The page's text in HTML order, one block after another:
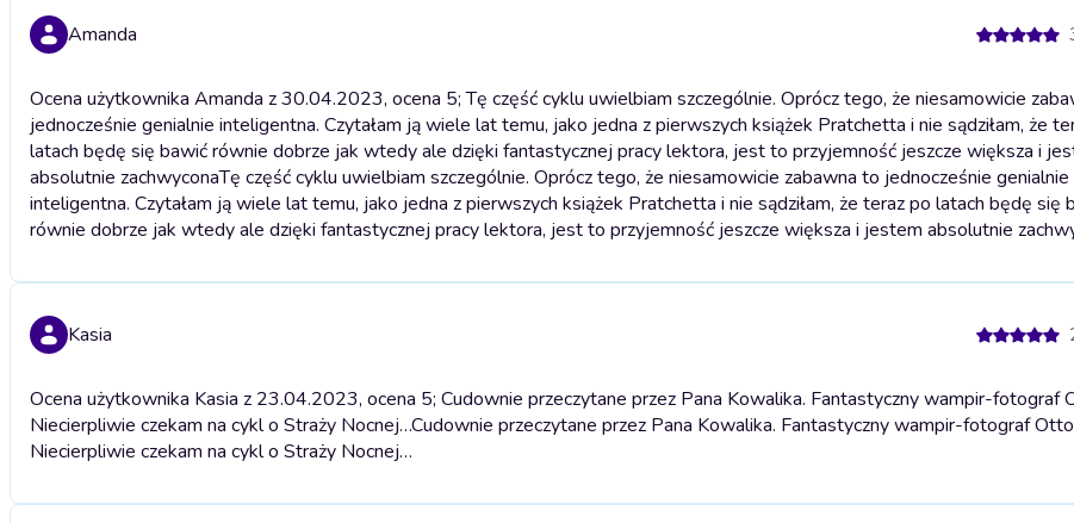
Amanda
Ocena użytkownika Amanda z 30.04.2023, ocena 5; Tę część cyklu uwielbiam szczególnie. Oprócz tego, że niesamowicie
jednocześnie genialnie inteligentna. Czytałam ją wiele lat temu, jako jedna z pierwszych książek Pratchetta i nie sądziłam, że
latach będę się bawić równie dobrze jak wtedy ale dzięki fantastycznej pracy lektora, jest to przyjemność jeszcze większa i
absolutnie zachwyconaTę część cyklu uwielbiam szczególnie. Oprócz tego, że niesamowicie zabawna to jednocześnie genialnie
inteligentna. Czytałam ją wiele lat temu, jako jedna z pierwszych książek Pratchetta i nie sądziłam, że teraz po latach będę się
równie dobrze jak wtedy ale dzięki fantastycznej pracy lektora, jest to przyjemność jeszcze większa i jestem absolutnie
Kasia
Ocena użytkownika Kasia z 23.04.2023, ocena 5; Cudownie przeczytane przez Pana Kowalika. Fantastyczny wampir-fotograf
Niecierpliwie czekam na cykl o Straży Nocnej…Cudownie przeczytane przez Pana Kowalika. Fantastyczny wampir-fotograf
Niecierpliwie czekam na cykl o Straży Nocnej…